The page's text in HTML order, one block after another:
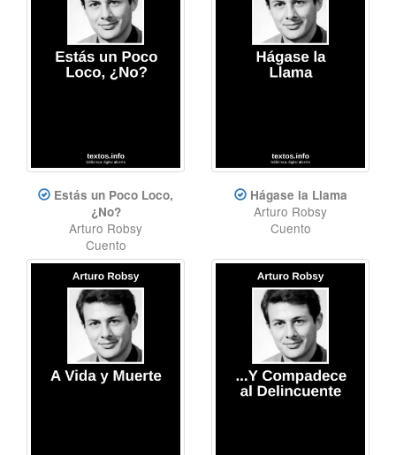
Estás un Poco Loco,
¿No?
Arturo Robsy
Cuento
Hágase la Llama
Arturo Robsy
Cuento